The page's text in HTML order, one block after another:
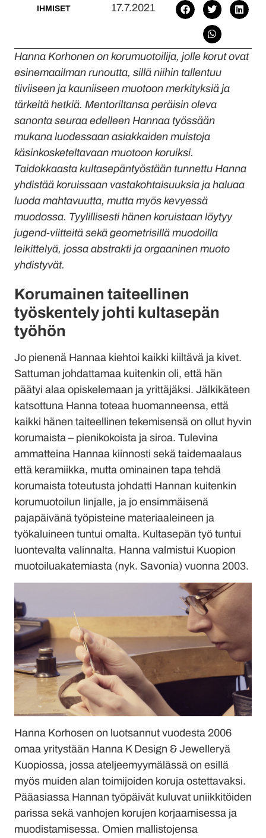
IHMISET 17.7.2021
Hanna Korhonen on korumuotoilija, jolle korut ovat
esinemaailman runoutta, sillä niihin tallentuu
tiiviiseen ja kauniiseen muotoon merkityksiä ja
tärkeitä hetkiä. Mentoriltansa peräisin oleva
sanonta seuraa edelleen Hannaa työssään
mukana luodessaan asiakkaiden muistoja
käsinkosketeltavaan muotoon koruiksi.
Taidokkaasta kultasepäntyöstään tunnettu Hanna
yhdistää koruissaan vastakohtaisuuksia ja haluaa
luoda mahtavuutta, mutta myös kevyessä
muodossa. Tyylillisesti hänen koruistaan löytyy
jugend-viitteitä sekä geometrisillä muodoilla
leikittelyä, jossa abstrakti ja orgaaninen muoto
yhdistyvät.
Korumainen taiteellinen
työskentely johti kultasepän
työhön
Jo pienenä Hannaa kiehtoi kaikki kiiltävä ja kivet.
Sattuman johdattamaa kuitenkin oli, että hän
päätyi alaa opiskelemaan ja yrittäjäksi. Jälkikäteen
katsottuna Hanna toteaa huomanneensa, että
kaikki hänen taiteellinen tekemisensä on ollut hyvin
korumaista – pienikokoista ja siroa. Tulevina
ammatteina Hannaa kiinnosti sekä taidemaalaus
että keramiikka, mutta ominainen tapa tehdä
korumaista toteutusta johdatti Hannan kuitenkin
korumuotoilun linjalle, ja jo ensimmäisenä
pajapäivänä työpisteine materiaaleineen ja
työkaluineen tuntui omalta. Kultasepän työ tuntui
luontevalta valinnalta. Hanna valmistui Kuopion
muotoiluakatemiasta (nyk. Savonia) vuonna 2003.
Hanna Korhosen on luotsannut vuodesta 2006
omaa yritystään Hanna K Design & Jewelleryä
Kuopiossa, jossa ateljeemyymälässä on esillä
myös muiden alan toimijoiden koruja ostettavaksi.
Pääasiassa Hannan työpäivät kuluvat uniikkitöiden
parissa sekä vanhojen korujen korjaamisessa ja
muodistamisessa. Omien mallistojensa